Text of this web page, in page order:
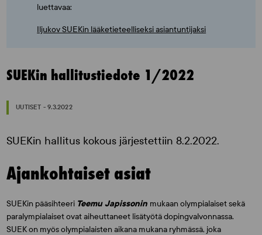
luettavaa:
Iljukov SUEKin lääketieteelliseksi asiantuntijaksi
SUEKin hallitustiedote 1/2022
UUTISET - 9.3.2022
SUEKin hallitus kokous järjestettiin 8.2.2022.
Ajankohtaiset asiat
SUEKin pääsihteeri Teemu Japissonin mukaan olympialaiset sekä
paralympialaiset ovat aiheuttaneet lisätyötä dopingvalvonnassa.
SUEK on myös olympialaisten aikana mukana ryhmässä, joka